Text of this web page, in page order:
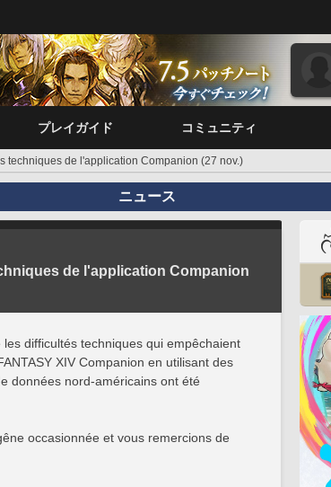
プレイガイド コミュニティ
techniques de l'application Companion (27 nov.)
ニュース
de l'application Companion
difficultés techniques qui empêchaient
XIV Companion en utilisant des
données nord-américains ont été
occasionnée et vous remercions de